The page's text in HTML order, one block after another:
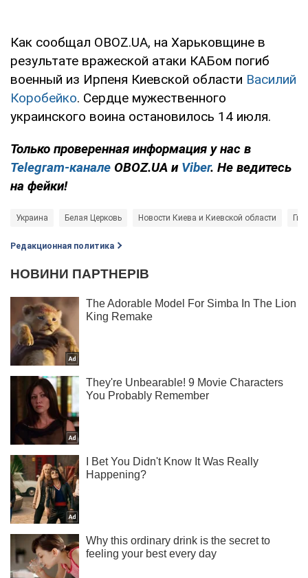
Как сообщал OBOZ.UA, на Харьковщине в
результате вражеской атаки КАБом погиб
военный из Ирпеня Киевской области Василий
Коробейко. Сердце мужественного
украинского воина остановилось 14 июля.
Только проверенная информация у нас в
Telegram-канале OBOZ.UA и Viber. Не ведитесь
на фейки!
Украина Белая Церковь Новости Киева и Киевской области
Редакционная политика